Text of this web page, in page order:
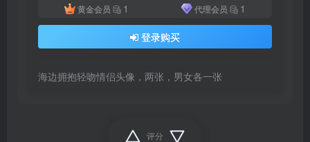
黄金会员 1 代理会员 1
登录购买
海边拥抱轻吻情侣头像，两张，男女各一张
评分